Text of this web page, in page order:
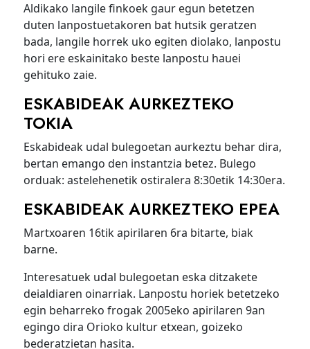
Aldikako langile finkoek gaur egun betetzen
duten lanpostuetakoren bat hutsik geratzen
bada, langile horrek uko egiten diolako, lanpostu
hori ere eskainitako beste lanpostu hauei
gehituko zaie.
ESKABIDEAK AURKEZTEKO
TOKIA
Eskabideak udal bulegoetan aurkeztu behar dira,
bertan emango den instantzia betez. Bulego
orduak: astelehenetik ostiralera 8:30etik 14:30era.
ESKABIDEAK AURKEZTEKO EPEA
Martxoaren 16tik apirilaren 6ra bitarte, biak
barne.
Interesatuek udal bulegoetan eska ditzakete
deialdiaren oinarriak. Lanpostu horiek betetzeko
egin beharreko frogak 2005eko apirilaren 9an
egingo dira Orioko kultur etxean, goizeko
bederatzietan hasita.